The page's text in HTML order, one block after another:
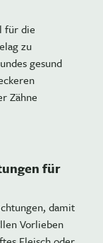
für die
zu
gesund
Zähne
für
damit
Vorlieben